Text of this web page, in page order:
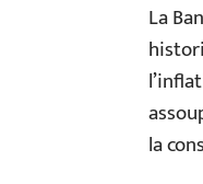
La
la